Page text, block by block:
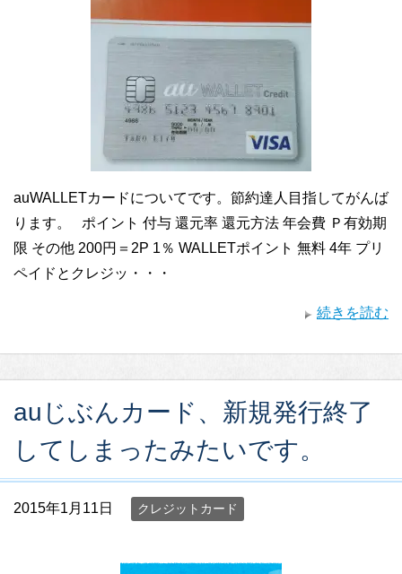
auWALLETカードについてです。節約達人目指してがんば
ります。 ポイント 付与 還元率 還元方法 年会費 Ｐ有効期
限 その他 200円＝2P 1％ WALLETポイント 無料 4年 プリ
ペイドとクレジッ・・・
続きを読む
auじぶんカード、新規発行終了
してしまったみたいです。
2015年1月11日 クレジットカード